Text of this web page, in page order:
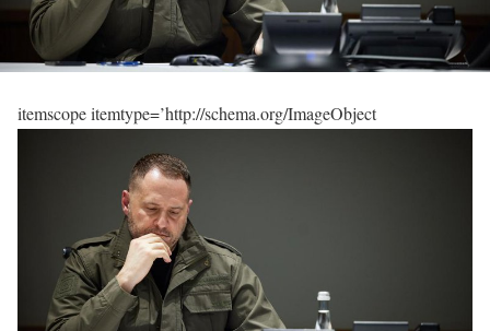
itemscope itemtype=’http://schema.org/ImageObject